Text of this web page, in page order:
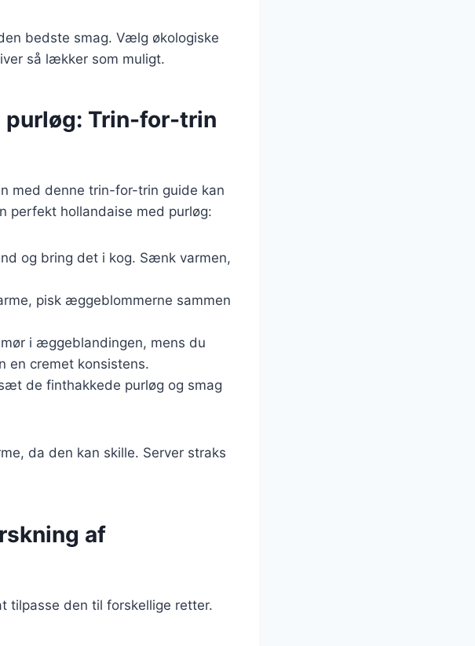
bedste smag. Vælg økologiske
så lækker som muligt.
purløg: Trin-for-trin
med denne trin-for-trin guide kan
perfekt hollandaise med purløg:
og bring det i kog. Sænk varmen,
pisk æggeblommerne sammen
i æggeblandingen, mens du
en cremet konsistens.
de finthakkede purløg og smag
da den kan skille. Server straks
af
tilpasse den til forskellige retter.